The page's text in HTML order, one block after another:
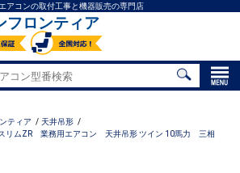
アコンの取付工事と機器販売の専門店
フロンティア
ティア
天井吊形
リムZR 業務用エアコン 天井吊形 ツイン 10馬力 三相